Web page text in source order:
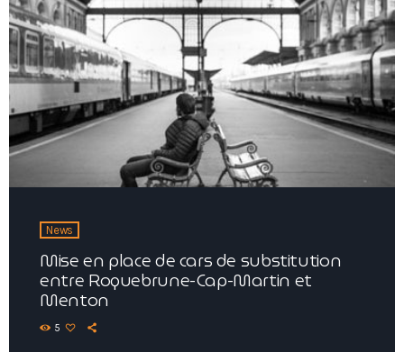
News
Mise en place de cars de substitution
entre Roquebrune-Cap-Martin et
Menton
5